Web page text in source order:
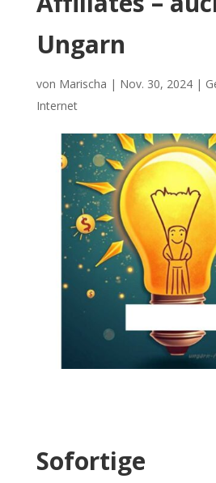
Ungarn
von Marischa | Nov. 30, 2024|
Internet
Sofortige